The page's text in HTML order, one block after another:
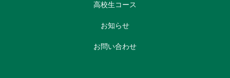
高校生コース
お知らせ
お問い合わせ